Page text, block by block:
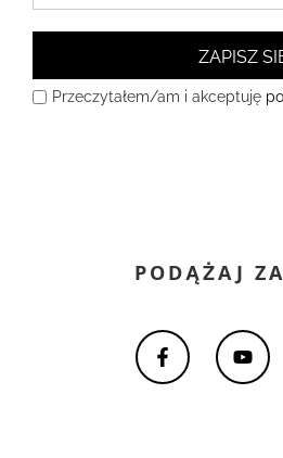
ZAPISZ
Przeczytałem/am i akceptuję
PODĄŻAJ